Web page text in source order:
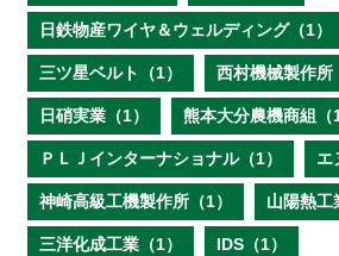
日鉄物産ワイヤ＆ウェルディング（1）
三ツ星ベルト（1） 西村機械製作所
日硝実業（1） 熊本大分農機商組（1
ＰＬＪインターナショナル（1） エ
神崎高級工機製作所（1） 山陽熱工
三洋化成工業（1） IDS（1）